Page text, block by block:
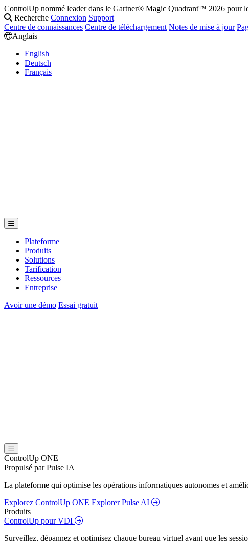
ControlUp nommé leader dans le Gartner® Magic Quadrant™ 2026 pour
Recherche Connexion Support
Centre de connaissances Centre de téléchargement Notes de mise à jour
Anglais
English
Deutsch
Français
Plateforme
Produits
Solutions
Tarification
Ressources
Entreprise
Avoir une démo Essai gratuit
ControlUp ONE
Propulsé par Pulse IA
La plateforme qui optimise les opérations informatiques autonomes et
Explorez ControlUp ONE Explorer Pulse AI
Produits
ControlUp pour VDI
Surveillez, dépannez et optimisez chaque bureau virtuel avant que les